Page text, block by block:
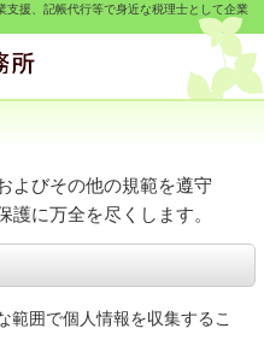
援、記帳代行等で身近な税理士として企業
よびその他の規範を遵守
護に万全を尽くします。
範囲で個人情報を収集するこ